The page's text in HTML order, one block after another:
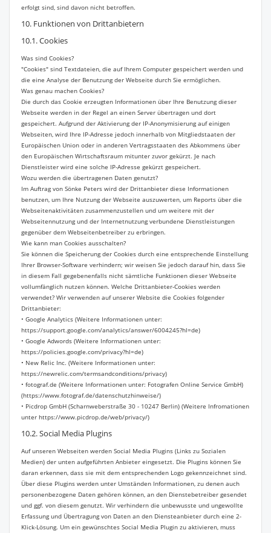
erfolgt sind, sind davon nicht betroffen.
10. Funktionen von Drittanbietern
10.1. Cookies
Was sind Cookies?
"Cookies" sind Textdateien, die auf Ihrem Computer gespeichert werden und
die eine Analyse der Benutzung der Webseite durch Sie ermöglichen.
Was genau machen Cookies?
Die durch das Cookie erzeugten Informationen über Ihre Benutzung dieser
Webseite werden in der Regel an einen Server übertragen und dort
gespeichert. Aufgrund der Aktivierung der IP-Anonymisierung auf einigen
Webseiten, wird Ihre IP-Adresse jedoch innerhalb von Mitgliedstaaten der
Europäischen Union oder in anderen Vertragsstaaten des Abkommens über
den Europäischen Wirtschaftsraum mitunter zuvor gekürzt. Je nach
Dienstleister wird eine solche IP-Adresse gekürzt gespeichert.
Wozu werden die übertragenen Daten genutzt?
Im Auftrag von Sönke Peters wird der Drittanbieter diese Informationen
benutzen, um Ihre Nutzung der Webseite auszuwerten, um Reports über die
Webseitenaktivitäten zusammenzustellen und um weitere mit der
Webseitennutzung und der Internetnutzung verbundene Dienstleistungen
gegenüber dem Webseitenbetreiber zu erbringen.
Wie kann man Cookies ausschalten?
Sie können die Speicherung der Cookies durch eine entsprechende Einstellung
Ihrer Browser-Software verhindern; wir weisen Sie jedoch darauf hin, dass Sie
in diesem Fall gegebenenfalls nicht sämtliche Funktionen dieser Webseite
vollumfänglich nutzen können. Welche Drittanbieter-Cookies werden
verwendet? Wir verwenden auf unserer Website die Cookies folgender
Drittanbieter:
• Google Analytics (Weitere Informationen unter:
https://support.google.com/analytics/answer/6004245?hl=de)
• Google Adwords (Weitere Informationen unter:
https://policies.google.com/privacy?hl=de)
• New Relic Inc. (Weitere Informationen unter:
https://newrelic.com/termsandconditions/privacy)
• fotograf.de (Weitere Informationen unter: Fotografen Online Service GmbH)
(https://www.fotograf.de/datenschutzhinweise/)
• Picdrop GmbH (Scharnweberstraße 30 - 10247 Berlin) (Weitere Infromationen
unter https://www.picdrop.de/web/privacy/)
10.2. Social Media Plugins
Auf unseren Webseiten werden Social Media Plugins (Links zu Sozialen
Medien) der unten aufgeführten Anbieter eingesetzt. Die Plugins können Sie
daran erkennen, dass sie mit dem entsprechenden Logo gekennzeichnet sind.
Über diese Plugins werden unter Umständen Informationen, zu denen auch
personenbezogene Daten gehören können, an den Dienstebetreiber gesendet
und ggf. von diesem genutzt. Wir verhindern die unbewusste und ungewollte
Erfassung und Übertragung von Daten an den Diensteanbieter durch eine 2-
Klick-Lösung. Um ein gewünschtes Social Media Plugin zu aktivieren, muss